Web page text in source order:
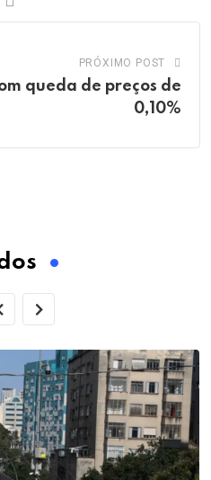
PRÓXIMO POST
queda de preços de
0,10%